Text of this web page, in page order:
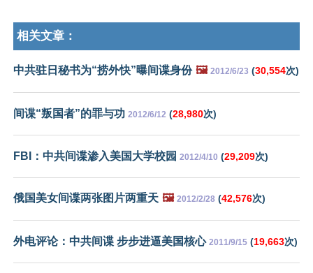
相关文章：
中共驻日秘书为“捞外快”曝间谍身份 🖼️ 2012/6/23 (30,554次)
间谍“叛国者”的罪与功 2012/6/12 (28,980次)
FBI：中共间谍渗入美国大学校园 2012/4/10 (29,209次)
俄国美女间谍两张图片两重天 🖼️ 2012/2/28 (42,576次)
外电评论：中共间谍 步步进逼美国核心 2011/9/15 (19,663次)